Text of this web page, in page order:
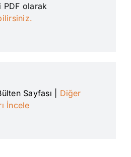
PDF olarak
Sayfası
Diğer
İncele